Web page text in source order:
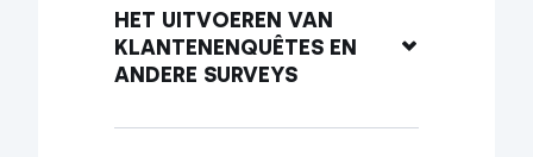
HET UITVOEREN VAN
KLANTENENQUÊTES EN
ANDERE SURVEYS